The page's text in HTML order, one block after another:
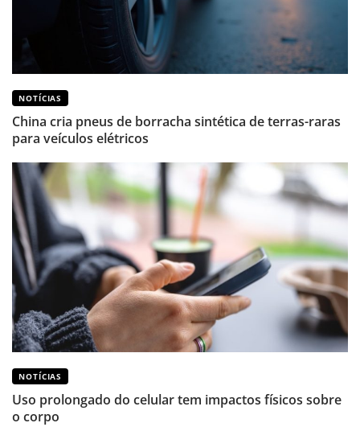
NOTÍCIAS
China cria pneus de borracha sintética de terras-raras
para veículos elétricos
NOTÍCIAS
Uso prolongado do celular tem impactos físicos sobre
o corpo